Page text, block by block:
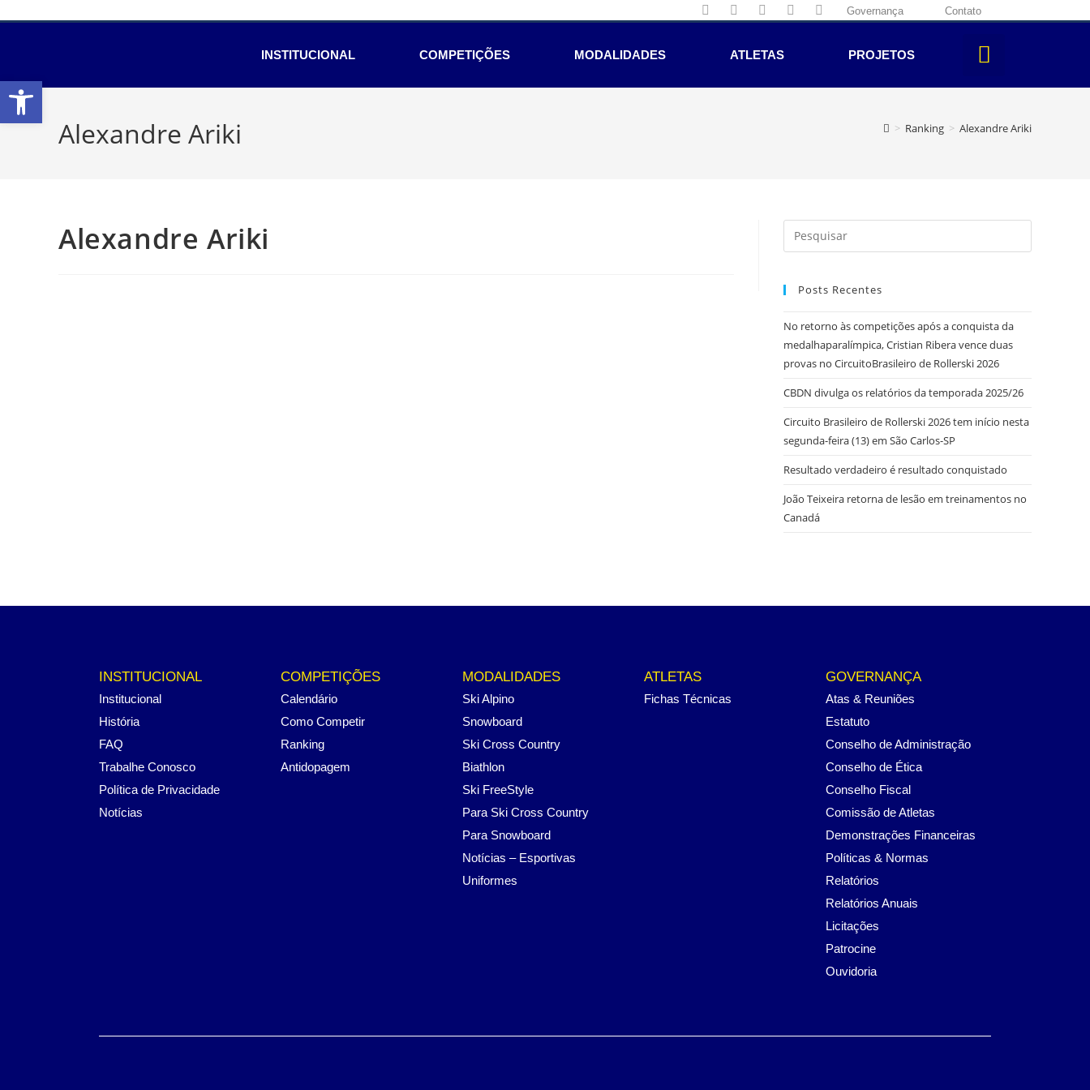
Governança Contato
INSTITUCIONAL COMPETIÇÕES MODALIDADES ATLETAS PROJETOS
Alexandre Ariki > Ranking > Alexandre Ariki
Alexandre Ariki
Posts Recentes
No retorno às competições após a conquista da
medalhaparalímpica, Cristian Ribera vence duas
provas no CircuitoBrasileiro de Rollerski 2026
CBDN divulga os relatórios da temporada 2025/26
Circuito Brasileiro de Rollerski 2026 tem início nesta
segunda-feira (13) em São Carlos-SP
Resultado verdadeiro é resultado conquistado
João Teixeira retorna de lesão em treinamentos no
Canadá
INSTITUCIONAL
Institucional
História
FAQ
Trabalhe Conosco
Política de Privacidade
Notícias
COMPETIÇÕES
Calendário
Como Competir
Ranking
Antidopagem
MODALIDADES
Ski Alpino
Snowboard
Ski Cross Country
Biathlon
Ski FreeStyle
Para Ski Cross Country
Para Snowboard
Notícias – Esportivas
Uniformes
ATLETAS
Fichas Técnicas
GOVERNANÇA
Atas & Reuniões
Estatuto
Conselho de Administração
Conselho de Ética
Conselho Fiscal
Comissão de Atletas
Demonstrações Financeiras
Políticas & Normas
Relatórios
Relatórios Anuais
Licitações
Patrocine
Ouvidoria
Abrir a barra de ferramentas